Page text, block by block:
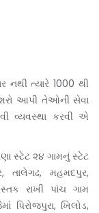
નથી ત્યારે 1000 થી
આપી તેઓની સેવા
વ્યવસ્થા કરવી એ
સ્ટેટ ૨૪ ગામનું સ્ટેટ
તાલેગઢ, મહમદપુર,
રાખી પાંચ ગામ
પિરોજપુરા, ખિલોડ,